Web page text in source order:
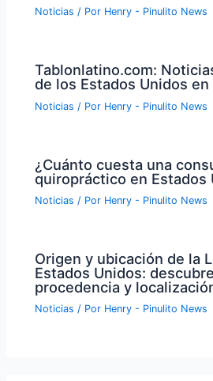
Noticias / Por Henry - Pinulito News
Tablonlatino.com:
de los Estados Unidos en
Noticias / Por Henry - Pinulito News
¿Cuánto cuesta una
quiropráctico en Estados
Noticias / Por Henry - Pinulito News
Origen y ubicación de la
Estados Unidos:
procedencia y
Noticias / Por Henry - Pinulito News